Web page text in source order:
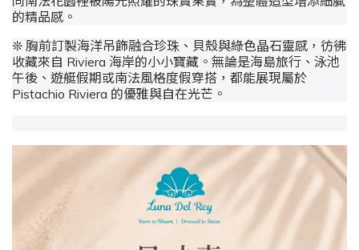
的精品感。
❊ 胸前訂製海洋吊飾融合珍珠、貝殼與綠色晶石靈感，彷彿
收藏來自 Riviera 海岸的小小寶藏。無論是海島旅行、泳池
午後、遊艇假期或南法風格度假穿搭，都能展現屬於
Pistachio Riviera 的優雅與自在光芒。